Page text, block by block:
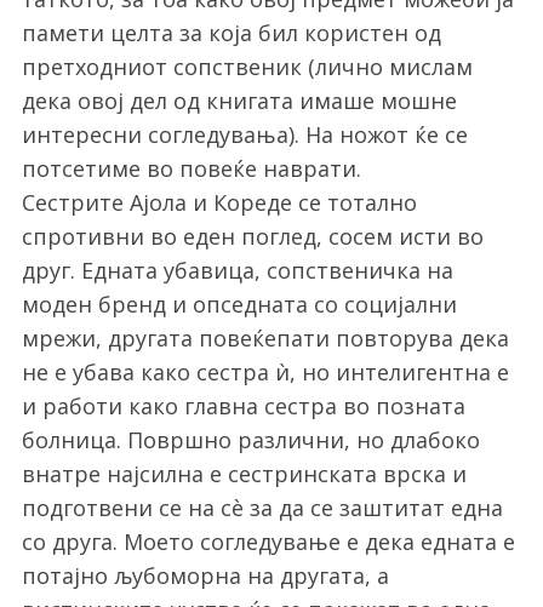
памети целта за која бил користен од
претходниот сопственик (лично мислам
дека овој дел од книгата имаше мошне
интересни согледувања). На ножот ќе се
потсетиме во повеќе наврати.
Сестрите Ајола и Кореде се тотално
спротивни во еден поглед, сосем исти во
друг. Едната убавица, сопственичка на
моден бренд и опседната со социјални
мрежи, другата повеќепати повторува дека
не е убава како сестра ѝ, но интелигентна е
и работи како главна сестра во позната
болница. Површно различни, но длабоко
внатре најсилна е сестринската врска и
подготвени се на сè за да се заштитат една
со друга. Моето согледување е дека едната е
потајно љубоморна на другата, а